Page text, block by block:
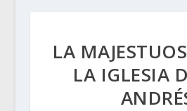
LA
LA IGLESIA